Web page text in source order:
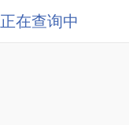
正在查询中